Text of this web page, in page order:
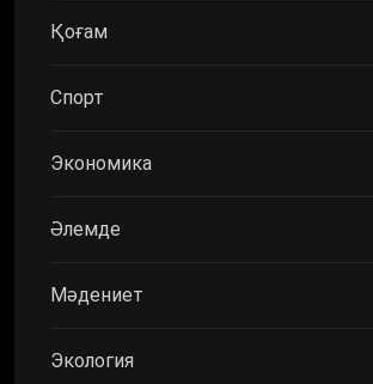
Қоғам
Спорт
Экономика
Әлемде
Мәдениет
Экология